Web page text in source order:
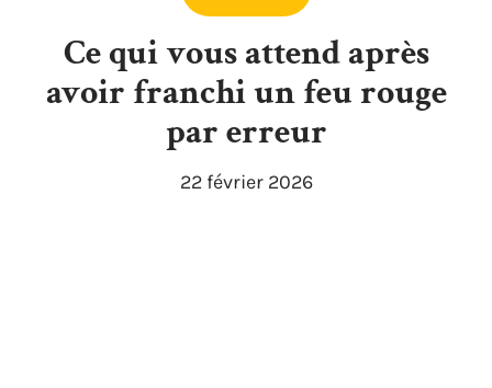
Ce qui vous attend après
avoir franchi un feu rouge
par erreur
22 février 2026